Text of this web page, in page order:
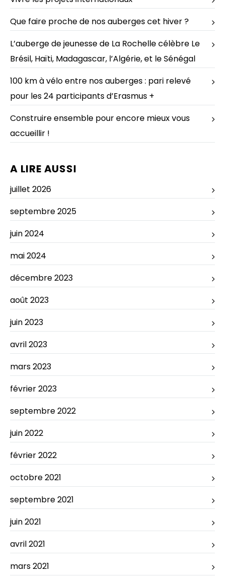
Que faire proche de nos auberges cet hiver ?
L’auberge de jeunesse de La Rochelle célèbre Le
Brésil, Haïti, Madagascar, l’Algérie, et le Sénégal
100 km à vélo entre nos auberges : pari relevé
pour les 24 participants d’Erasmus +
Construire ensemble pour encore mieux vous
accueillir !
A LIRE AUSSI
juillet 2026
septembre 2025
juin 2024
mai 2024
décembre 2023
août 2023
juin 2023
avril 2023
mars 2023
février 2023
septembre 2022
juin 2022
février 2022
octobre 2021
septembre 2021
juin 2021
avril 2021
mars 2021